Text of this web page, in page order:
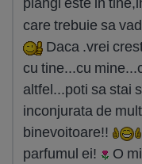
care trebuie sa
Daca .vrei
cu tine...cu
altfel...poti sa stai
inconjurata de
binevoitoare!!
parfumul ei!
O